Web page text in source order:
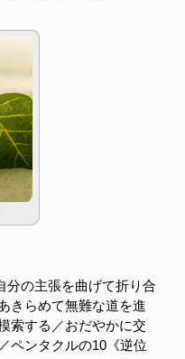
分の主張を曲げて折り合
きらめて無難な道を進
索する／おだやかに交
ペンタクルの10《逆位